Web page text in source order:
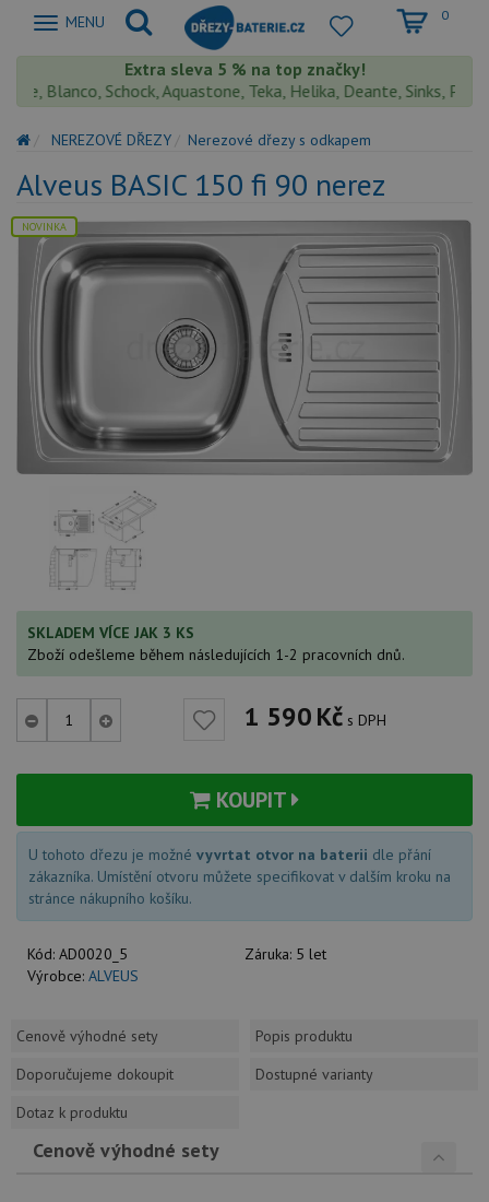
Zobrazit
MENU 0
Extra sleva 5 % na top značky!
Blanco, Schock, Aquastone, Teka, Helika, Deante, Sinks,
NEREZOVÉ DŘEZY Nerezové dřezy s odkapem
Alveus BASIC 150 fi 90 nerez
NOVINKA
SKLADEM VÍCE JAK 3 KS
Zboží odešleme během následujících 1-2 pracovních dnů.
1 590Kč s DPH
KOUPIT
U tohoto dřezu je možné vyvrtat otvor na baterii dle přání
zákazníka. Umístění otvoru můžete specifikovat v dalším kroku na
stránce nákupního košíku.
Kód: AD0020_5 Záruka: 5 let
Výrobce: ALVEUS
Cenově výhodné sety
Popis produktu
Doporučujeme dokoupit
Dostupné varianty
Dotaz k produktu
Cenově výhodné sety